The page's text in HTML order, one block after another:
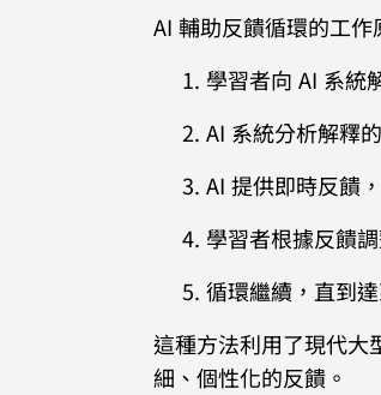
AI 輔助反饋循環的工作
學習者向 AI 系統
AI 系統分析解釋
AI 提供即時反饋
學習者根據反饋
循環繼續，直到
這種方法利用了現代大
細、個性化的反饋。